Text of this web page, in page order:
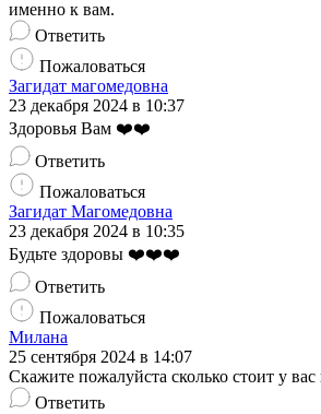
именно к вам.
Ответить
Пожаловаться
Загидат магомедовна
23 декабря 2024 в 10:37
Здоровья Вам ❤️❤️
Ответить
Пожаловаться
Загидат Магомедовна
23 декабря 2024 в 10:35
Будьте здоровы ❤️❤️❤️
Ответить
Пожаловаться
Милана
25 сентября 2024 в 14:07
Скажите пожалуйста сколько стоит у
Ответить